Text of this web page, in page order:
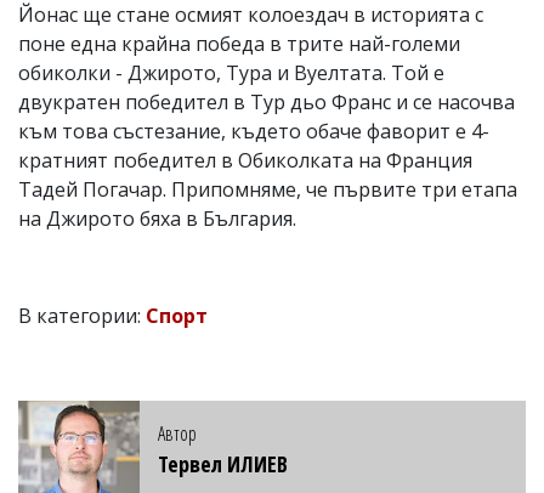
Йонас ще стане осмият колоездач в историята с
поне една крайна победа в трите най-големи
обиколки - Джирото, Тура и Вуелтата. Той е
двукратен победител в Тур дьо Франс и се насочва
към това състезание, където обаче фаворит е 4-
кратният победител в Обиколката на Франция
Тадей Погачар. Припомняме, че първите три етапа
на Джирото бяха в България.
В категории: Спорт
Автор
Тервел ИЛИЕВ